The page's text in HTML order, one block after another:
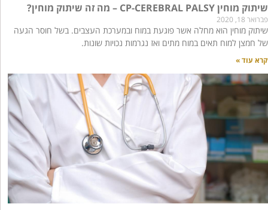
שיתוק מוחין CP-CEREBRAL PALSY – מה זה שיתוק מוחין?
פברואר 18, 2020
שיתוק מוחין הוא מחלה אשר פוגעת במוח ובמערכת העצבים. בשל חוסר הגעה
של חמצן למוח תאים במוח מתים ואז נגרמות נכויות שונות.
קרא עוד »